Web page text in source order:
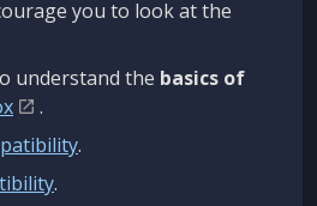
you to look at the
understand the basics of
.
.
.